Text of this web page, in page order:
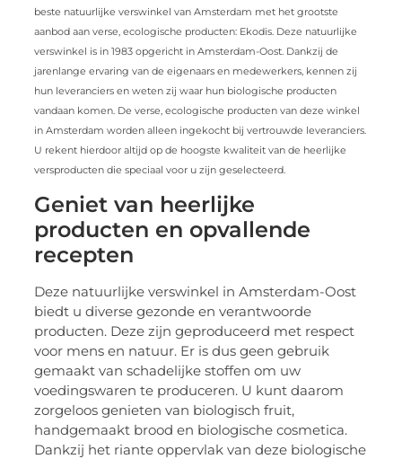
beste natuurlijke verswinkel van Amsterdam met het grootste
aanbod aan verse, ecologische producten: Ekodis. Deze natuurlijke
verswinkel is in 1983 opgericht in Amsterdam-Oost. Dankzij de
jarenlange ervaring van de eigenaars en medewerkers, kennen zij
hun leveranciers en weten zij waar hun biologische producten
vandaan komen. De verse, ecologische producten van deze winkel
in Amsterdam worden alleen ingekocht bij vertrouwde leveranciers.
U rekent hierdoor altijd op de hoogste kwaliteit van de heerlijke
versproducten die speciaal voor u zijn geselecteerd.
Geniet van heerlijke
producten en opvallende
recepten
Deze natuurlijke verswinkel in Amsterdam-Oost
biedt u diverse gezonde en verantwoorde
producten. Deze zijn geproduceerd met respect
voor mens en natuur. Er is dus geen gebruik
gemaakt van schadelijke stoffen om uw
voedingswaren te produceren. U kunt daarom
zorgeloos genieten van biologisch fruit,
handgemaakt brood en biologische cosmetica.
Dankzij het riante oppervlak van deze biologische